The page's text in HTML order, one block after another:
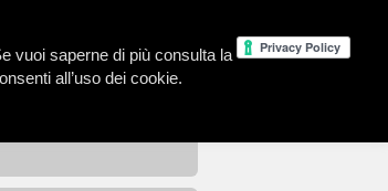
vuoi saperne di più consulta la
all’uso dei cookie.